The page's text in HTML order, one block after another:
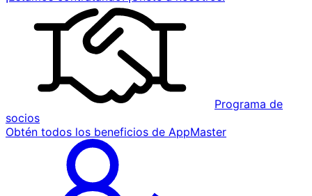
Programa de
socios
Obtén todos los beneficios de AppMaster